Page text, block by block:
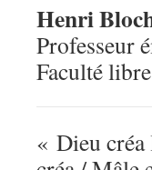
Henri
Professeur
Faculté
« Dieu créa